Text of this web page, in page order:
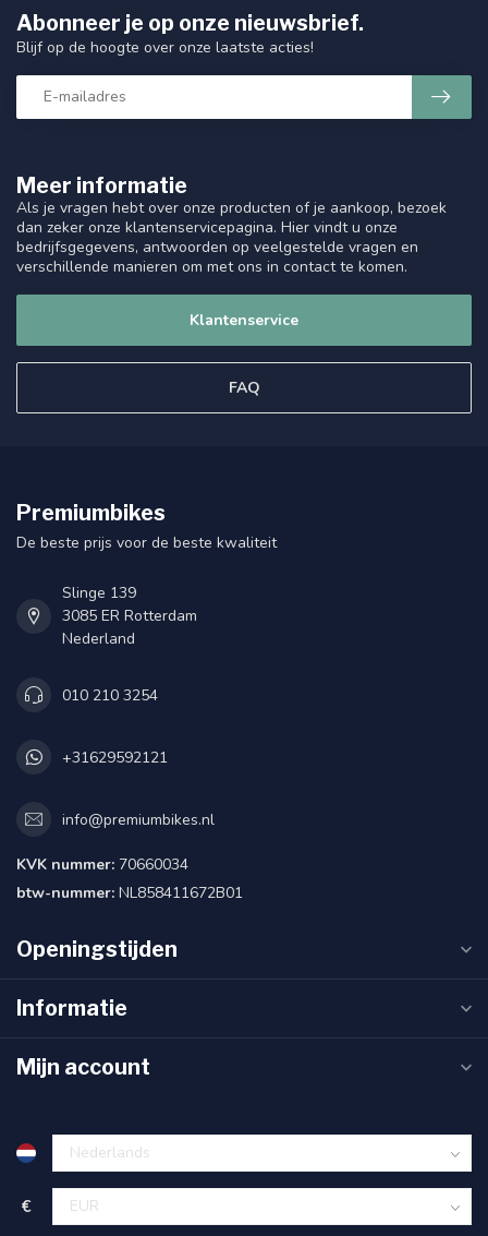
Meer informatie
Als je vragen hebt over onze producten of je aankoop, bezoek
dan zeker onze klantenservicepagina. Hier vindt u onze
bedrijfsgegevens, antwoorden op veelgestelde vragen en
verschillende manieren om met ons in contact te komen.
Klantenservice
FAQ
Abonneer je op onze nieuwsbrief.
Blijf op de hoogte over onze laatste acties!
Premiumbikes
De beste prijs voor de beste kwaliteit
Slinge 139
3085 ER Rotterdam
Nederland
010 210 3254
+31629592121
info@premiumbikes.nl
KVK nummer: 70660034
btw-nummer: NL858411672B01
Openingstijden
Informatie
Mijn account
€